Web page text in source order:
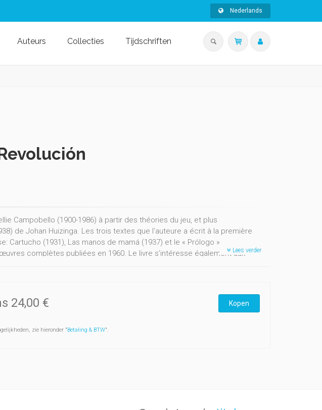
Nederlands
Auteurs Collecties Tijdschriften
Campobello (1900-1986) à partir des théories du jeu, et plus
de Johan Huizinga. Les trois textes que l’auteure a écrit à la première
Cartucho (1931), Las manos de mamá (1937) et le « Prólogo »
complètes publiées en 1960. Le livre s’intéresse également aux
du Rulfo de Pedro Páramo.
Lees verder
24,00 € Kopen
zie hieronder "Betaling & BTW".